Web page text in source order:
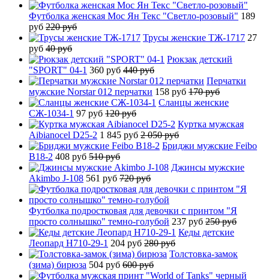
Футболка женская Мос Ян Текс "Светло-розовый" 189
руб 220 руб
Трусы женские ТЖ-1717 27
руб 40 руб
Рюкзак детский
"SPORT" 04-1 360 руб 440 руб
Перчатки
мужские Norstar 012 перчатки 158 руб 170 руб
Сланцы женские
СЖ-1034-1 97 руб 120 руб
Куртка мужская
Aibianocel D25-2 1 845 руб 2 050 руб
Бриджи мужские Feibo
B18-2 408 руб 510 руб
Джинсы мужские
Akimbo J-108 561 руб 720 руб
Футболка подростковая для девочки с принтом "Я
просто солнышко" темно-голубой 237 руб 250 руб
Кеды детские
Леопард H710-29-1 204 руб 280 руб
Толстовка-замок
(зима) бирюза 504 руб 600 руб